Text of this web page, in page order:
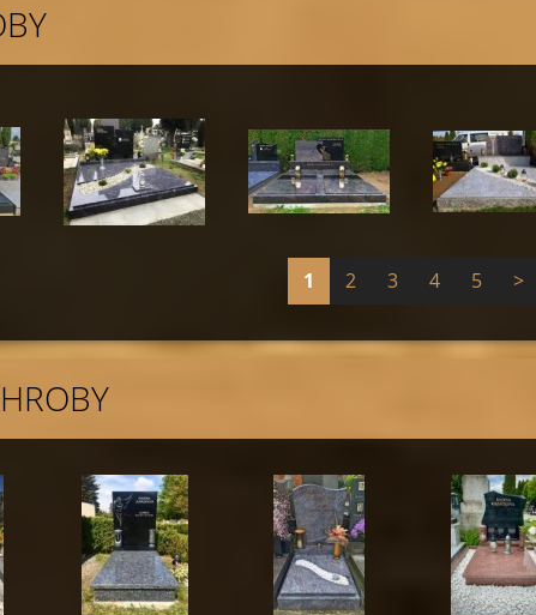
1 2 3 4 5 >